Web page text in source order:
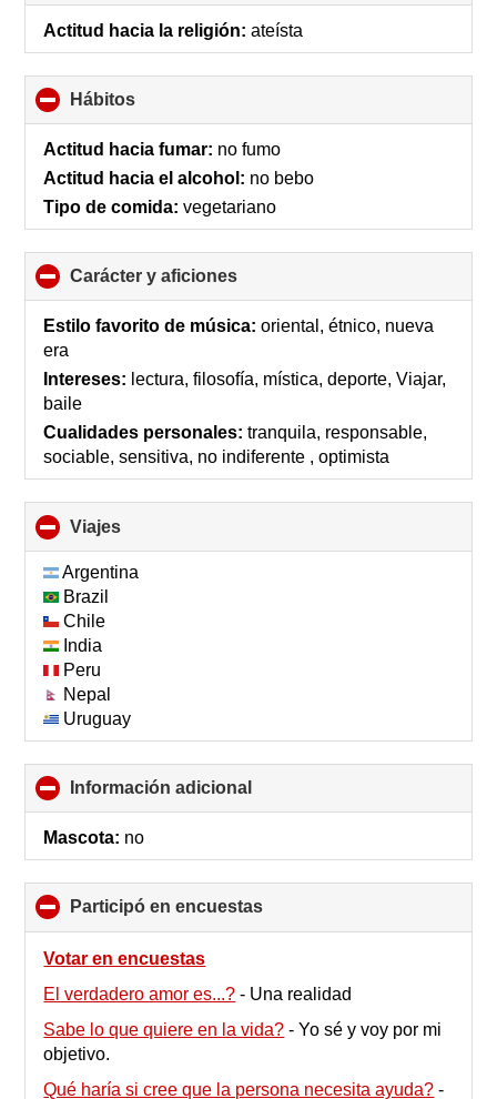
collapse
contents
Actitud hacia la religión: ateísta
Hábitos
to
collapse
Actitud hacia fumar: no fumo
Actitud hacia el alcohol: no bebo
Tipo de comida: vegetariano
Carácter y aficiones
to
collapse
Estilo favorito de música: oriental, étnico, nueva
era
Intereses: lectura, filosofía, mística, deporte, Viajar,
baile
Cualidades personales: tranquila, responsable,
sociable, sensitiva, no indiferente , optimista
Viajes
to
collapse
Argentina
Brazil
Chile
India
Peru
Nepal
Uruguay
Información adicional
to
Mascota: no
Participó en encuestas
to
Votar en encuestas
El verdadero amor es...? - Una realidad
Sabe lo que quiere en la vida? -Yo sé y voy por mi
objetivo.
Qué haría si cree que la persona necesita ayuda? -